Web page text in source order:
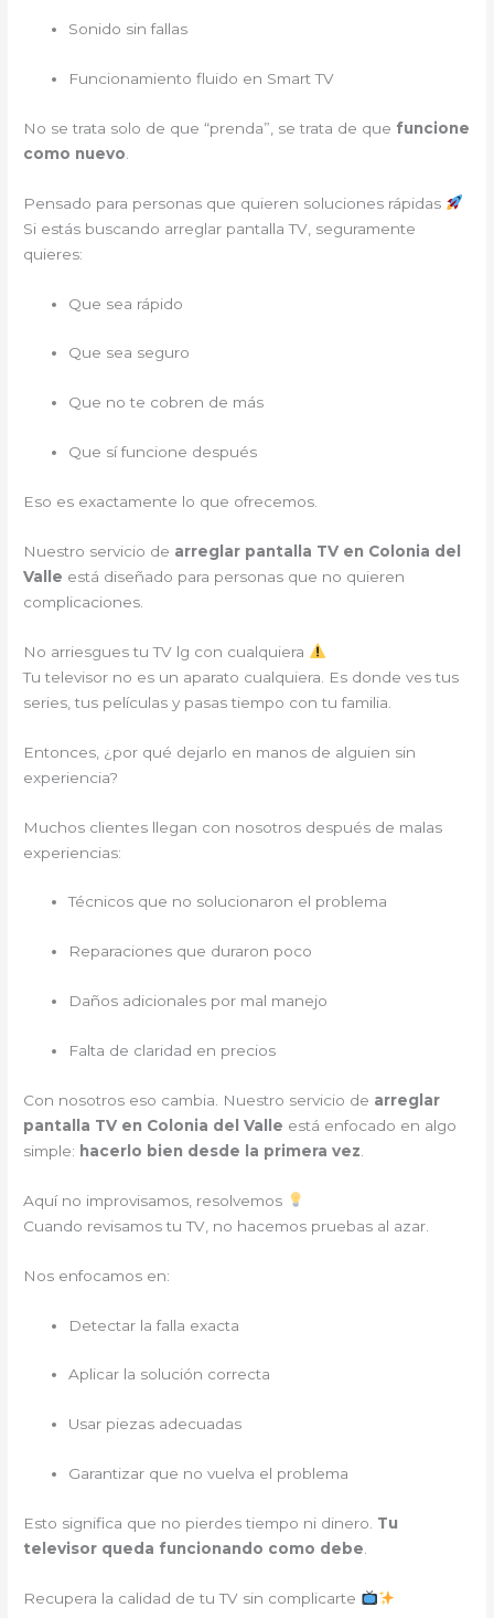
Sonido sin fallas
Funcionamiento fluido en Smart TV
No se trata solo de que “prenda”, se trata de que funcione
como nuevo
Pensado para personas que quieren soluciones rápidas
Si estás buscando arreglar pantalla TV, seguramente
quieres:
Que sea rápido
Que sea seguro
Que no te cobren de más
Que sí funcione después
Eso es exactamente lo que ofrecemos.
Nuestro servicio de arreglar pantalla TV en Colonia del
Valle está diseñado para personas que no quieren
complicaciones.
No arriesgues tu TV lg con cualquiera
Tu televisor no es un aparato cualquiera. Es donde ves tus
series, tus películas y pasas tiempo con tu familia.
Entonces, ¿por qué dejarlo en manos de alguien sin
experiencia?
Muchos clientes llegan con nosotros después de malas
experiencias:
Técnicos que no solucionaron el problema
Reparaciones que duraron poco
Daños adicionales por mal manejo
Falta de claridad en precios
Con nosotros eso cambia. Nuestro servicio de arreglar
pantalla TV en Colonia del Valle está enfocado en algo
simple: hacerlo bien desde la primera vez
Aquí no improvisamos, resolvemos
Cuando revisamos tu TV, no hacemos pruebas al azar.
Nos enfocamos en:
Detectar la falla exacta
Aplicar la solución correcta
Usar piezas adecuadas
Garantizar que no vuelva el problema
Esto significa que no pierdes tiempo ni dinero. Tu
televisor queda funcionando como debe
Recupera la calidad de tu TV sin complicarte